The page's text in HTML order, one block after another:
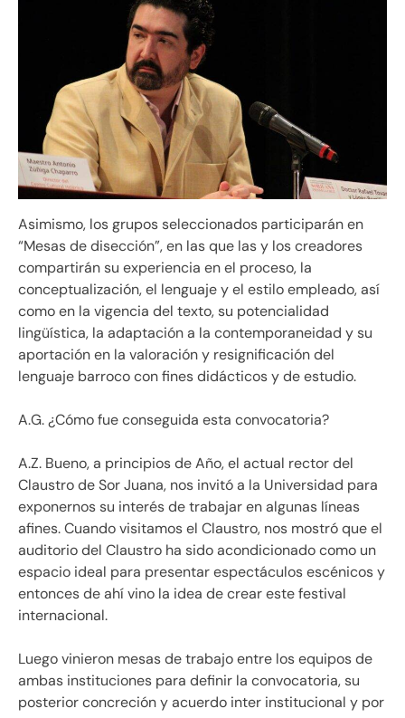
Asimismo, los grupos seleccionados participarán en
“Mesas de disección”, en las que las y los creadores
compartirán su experiencia en el proceso, la
conceptualización, el lenguaje y el estilo empleado, así
como en la vigencia del texto, su potencialidad
lingüística, la adaptación a la contemporaneidad y su
aportación en la valoración y resignificación del
lenguaje barroco con fines didácticos y de estudio.
A.G. ¿Cómo fue conseguida esta convocatoria?
A.Z. Bueno, a principios de Año, el actual rector del
Claustro de Sor Juana, nos invitó a la Universidad para
exponernos su interés de trabajar en algunas líneas
afines. Cuando visitamos el Claustro, nos mostró que el
auditorio del Claustro ha sido acondicionado como un
espacio ideal para presentar espectáculos escénicos y
entonces de ahí vino la idea de crear este festival
internacional.
Luego vinieron mesas de trabajo entre los equipos de
ambas instituciones para definir la convocatoria, su
posterior concreción y acuerdo inter institucional y por